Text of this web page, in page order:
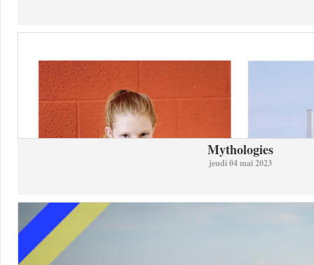
Mythologies
jeudi 04 mai 2023